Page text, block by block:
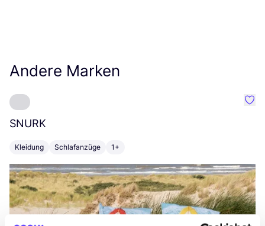
Andere Marken
SNURK
Kleidung Schlafanzüge 1+